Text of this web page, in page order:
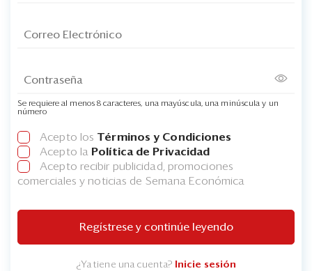
Se requiere al menos 8 caracteres, una mayúscula, una minúscula y un
número
Acepto los Términos y Condiciones
Acepto la Política de Privacidad
Acepto recibir publicidad, promociones
comerciales y noticias de Semana Económica
Regístrese y continúe leyendo
¿Ya tiene una cuenta? Inicie sesión